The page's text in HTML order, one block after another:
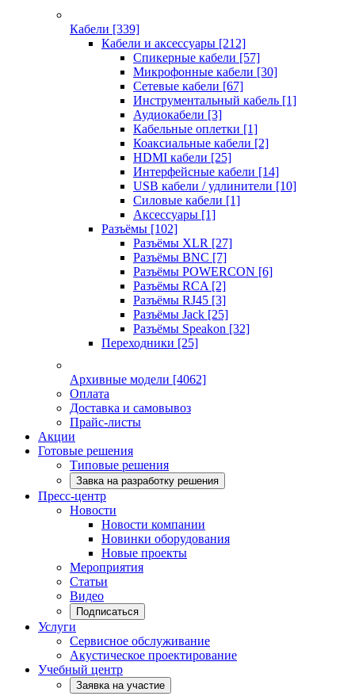
Кабели [339]
Кабели и аксессуары [212]
Спикерные кабели [57]
Микрофонные кабели [30]
Сетевые кабели [67]
Инструментальный кабель [1]
Аудиокабели [3]
Кабельные оплетки [1]
Коаксиальные кабели [2]
HDMI кабели [25]
Интерфейсные кабели [14]
USB кабели / удлинители [10]
Силовые кабели [1]
Аксессуары [1]
Разъёмы [102]
Разъёмы XLR [27]
Разъёмы BNC [7]
Разъёмы POWERCON [6]
Разъёмы RCA [2]
Разъёмы RJ45 [3]
Разъёмы Jack [25]
Разъёмы Speakon [32]
Переходники [25]
Архивные модели [4062]
Оплата
Доставка и самовывоз
Прайс-листы
Акции
Готовые решения
Типовые решения
Завка на разработку решения
Пресс-центр
Новости
Новости компании
Новинки оборудования
Новые проекты
Мероприятия
Статьи
Видео
Подписаться
Услуги
Сервисное обслуживание
Акустическое проектирование
Учебный центр
Заявка на участие